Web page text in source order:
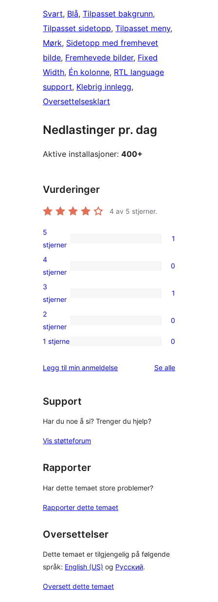
Svart, Blå, Tilpasset bakgrunn
Tilpasset sidetopp, Tilpasset meny
Mørk, Sidetopp med fremhevet
bilde, Fremhevede bilder, Fixed
Width, Én kolonne, RTL language
support, Klebrig innlegg
Oversettelsesklart
Nedlastinger pr. dag
Aktive installasjoner: 400+
Vurderinger
4 av 5 stjerner.
1
5-
star
5
stjerner
1
0
4-
star
4
stjerner
0
1
3-
star
3
stjerner
1
0
2-
reviews
2
stjerner
0
0
star
1 stjerne 0
Legg til min anmeldelse Se alleomtalene
Support
Har du noe å si? Trenger du hjelp?
Vis støtteforum
Rapporter
Har dette temaet store problemer?
Rapporter dette temaet
Oversettelser
Dette temaet er tilgjengelig på følgende
språk: English (US) og Русский.
Oversett dette temaet